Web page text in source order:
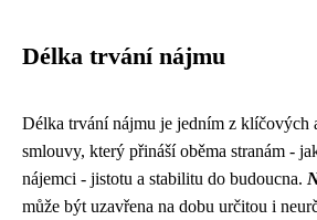
Délka trvání nájmu
Délka trvání nájmu je jedním z klíčových
smlouvy, který přináší oběma stranám -
nájemci - jistotu a stabilitu do budoucna.
může být uzavřena na dobu určitou i